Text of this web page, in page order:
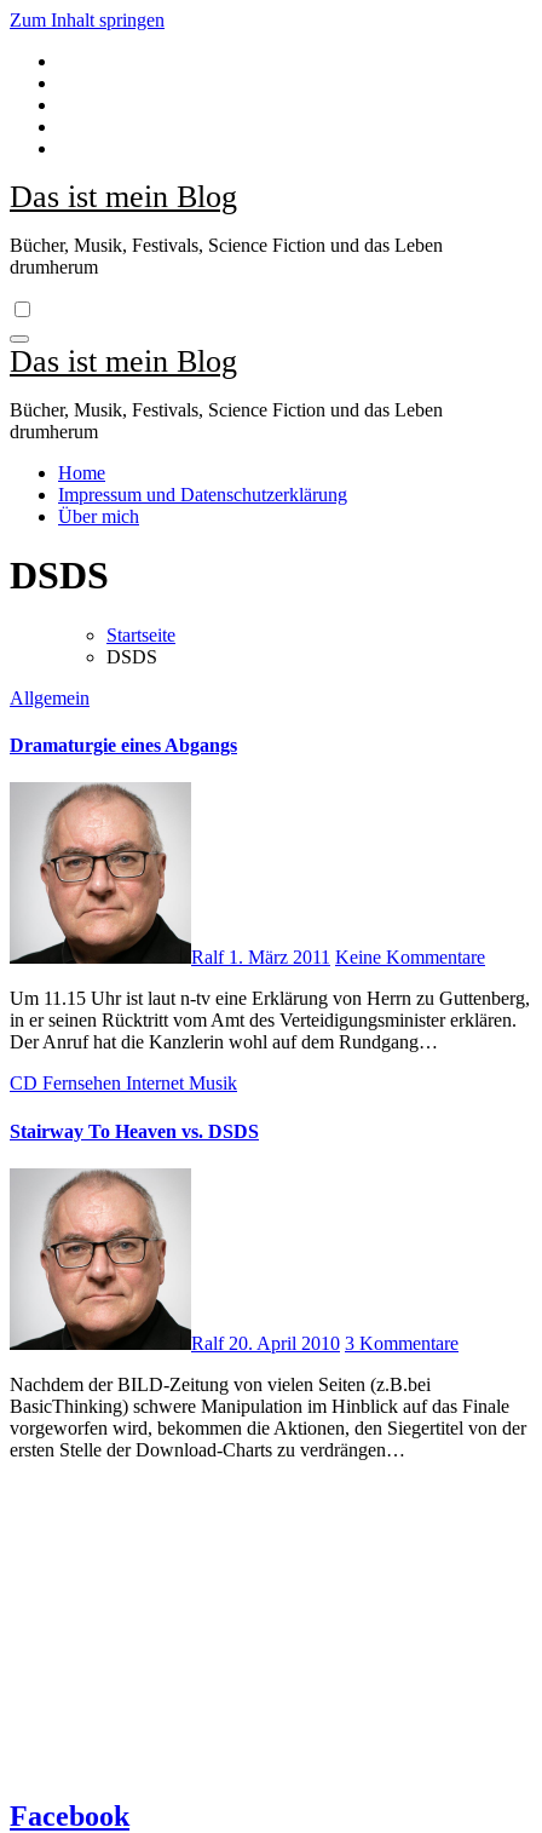
Zum Inhalt springen
Das ist mein Blog
Bücher, Musik, Festivals, Science Fiction und das Leben
drumherum
Das ist mein Blog
Bücher, Musik, Festivals, Science Fiction und das Leben
drumherum
Home
Impressum und Datenschutzerklärung
Über mich
DSDS
Startseite
DSDS
Allgemein
Dramaturgie eines Abgangs
Ralf 1. März 2011 Keine Kommentare
Um 11.15 Uhr ist laut n-tv eine Erklärung von Herrn zu Guttenberg,
in er seinen Rücktritt vom Amt des Verteidigungsminister erklären.
Der Anruf hat die Kanzlerin wohl auf dem Rundgang…
CD Fernsehen InternetMusik
Stairway To Heaven vs. DSDS
Ralf 20. April 2010 3 Kommentare
Nachdem der BILD-Zeitung von vielen Seiten (z.B.bei
BasicThinking) schwere Manipulation im Hinblick auf das Finale
vorgeworfen wird, bekommen die Aktionen, den Siegertitel von der
ersten Stelle der Download-Charts zu verdrängen…
Facebook